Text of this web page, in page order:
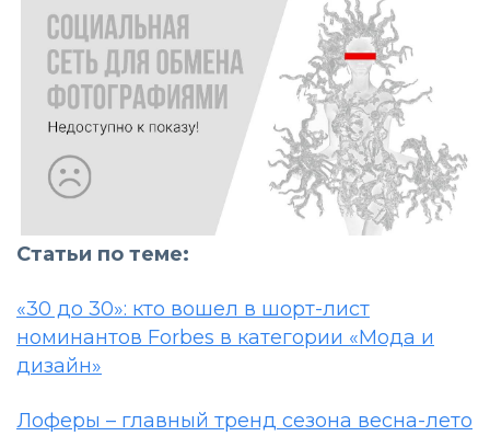
Статьи по теме:
«30 до 30»: кто вошел в шорт-лист
номинантов Forbes в категории «Мода и
дизайн»
Лоферы – главный тренд сезона весна-лето